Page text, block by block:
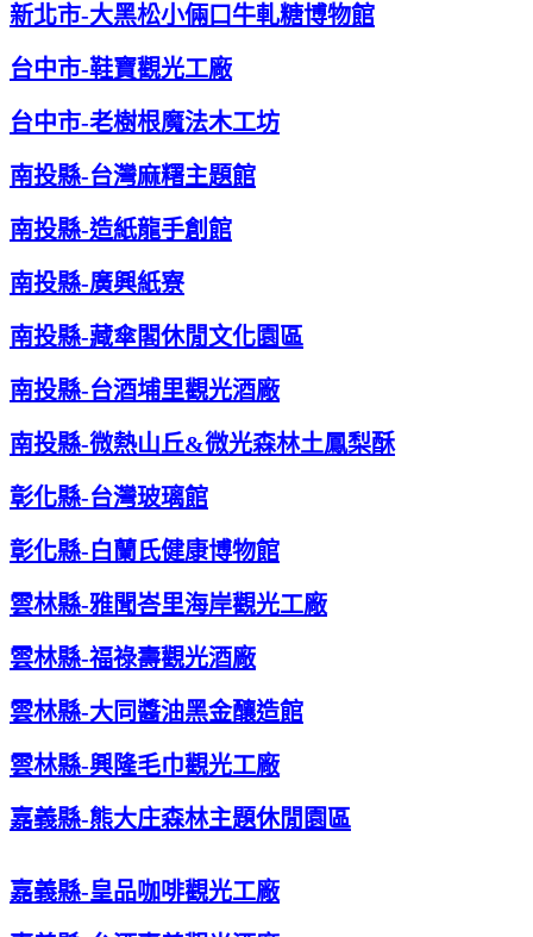
新北市-大黑松小倆口牛軋糖博物館
台中市-鞋寶觀光工廠
台中市-老樹根魔法木工坊
南投縣-台灣麻糬主題館
南投縣-造紙龍手創館
南投縣-廣興紙寮
南投縣-藏傘閣休閒文化園區
南投縣-台酒埔里觀光酒廠
南投縣-微熱山丘&微光森林土鳳梨酥
彰化縣-台灣玻璃館
彰化縣-白蘭氏健康博物館
雲林縣-雅聞峇里海岸觀光工廠
雲林縣-福祿壽觀光酒廠
雲林縣-大同醬油黑金釀造館
雲林縣-興隆毛巾觀光工廠
嘉義縣-熊大庄森林主題休閒園區
嘉義縣-皇品咖啡觀光工廠